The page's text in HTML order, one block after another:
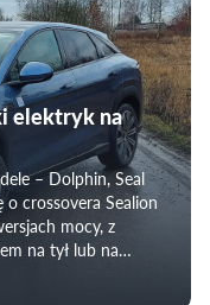
elektryk na
– Dolphin, Seal
o crossovera Sealion
mocy, z
na tył lub na